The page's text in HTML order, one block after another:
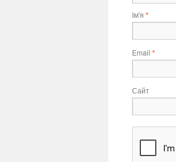
Ім'я *
Email *
Сайт